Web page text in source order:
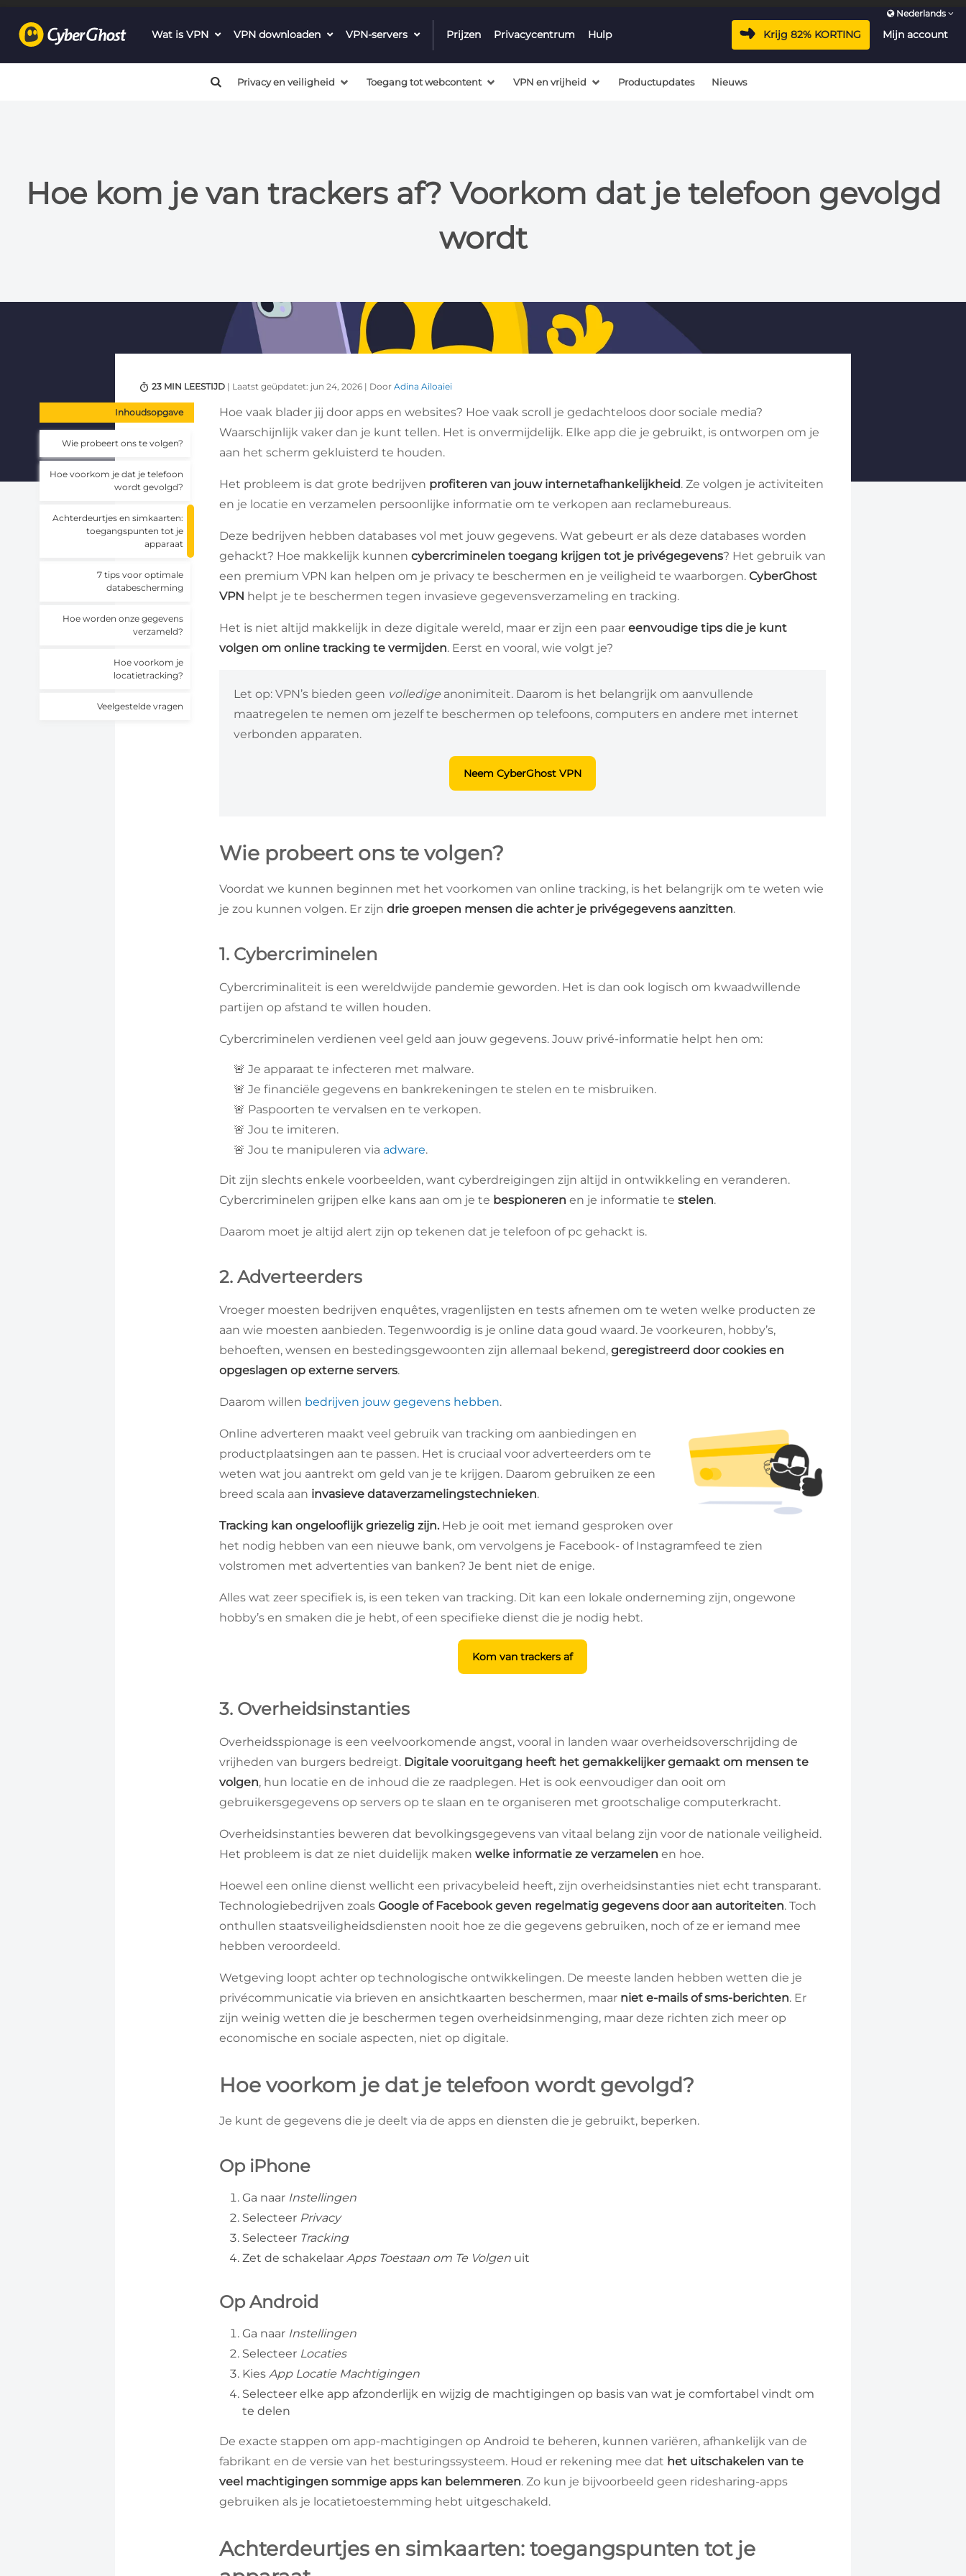
Nederlands
Wat is VPN dropdown
VPN downloaden dropdown
VPN-servers dropdownPrijzen Privacycentrum Hulp Krijg 82% KORTING Mijn account
Privacy en veiligheid Toegang tot webcontent VPN en vrijheid Productupdates Nieuws
Hoe kom je van trackers af? Voorkom dat je telefoon gevolgd
wordt
23 MIN LEESTIJD | Laatst geüpdatet: jun 24, 2026 | Door Adina Ailoaiei
Inhoudsopgave
Wie probeert ons te volgen?
Hoe voorkom je dat je telefoon
wordt gevolgd?
Achterdeurtjes en simkaarten:
toegangspunten tot je
apparaat
7 tips voor optimale
databescherming
Hoe worden onze gegevens
verzameld?
Hoe voorkom je
locatietracking?
Veelgestelde vragen
Hoe vaak blader jij door apps en websites? Hoe vaak scroll je gedachteloos door sociale media?
Waarschijnlijk vaker dan je kunt tellen. Het is onvermijdelijk. Elke app die je gebruikt, is ontworpen om je
aan het scherm gekluisterd te houden.
Het probleem is dat grote bedrijven profiteren van jouw internetafhankelijkheid. Ze volgen je activiteiten
en je locatie en verzamelen persoonlijke informatie om te verkopen aan reclamebureaus.
Deze bedrijven hebben databases vol met jouw gegevens. Wat gebeurt er als deze databases worden
gehackt? Hoe makkelijk kunnen cybercriminelen toegang krijgen tot je privégegevens? Het gebruik van
een premium VPN kan helpen om je privacy te beschermen en je veiligheid te waarborgen. CyberGhost
VPN helpt je te beschermen tegen invasieve gegevensverzameling en tracking.
Het is niet altijd makkelijk in deze digitale wereld, maar er zijn een paar eenvoudige tips die je kunt
volgen om online tracking te vermijden. Eerst en vooral, wie volgt je?
Let op: VPN’s bieden geen volledige anonimiteit. Daarom is het belangrijk om aanvullende
maatregelen te nemen om jezelf te beschermen op telefoons, computers en andere met internet
verbonden apparaten.
Neem CyberGhost VPN
Wie probeert ons te volgen?
Voordat we kunnen beginnen met het voorkomen van online tracking, is het belangrijk om te weten wie
je zou kunnen volgen. Er zijn drie groepen mensen die achter je privégegevens aanzitten.
1. Cybercriminelen
Cybercriminaliteit is een wereldwijde pandemie geworden. Het is dan ook logisch om kwaadwillende
partijen op afstand te willen houden.
Cybercriminelen verdienen veel geld aan jouw gegevens. Jouw privé-informatie helpt hen om:
🚨 Je apparaat te infecteren met malware.
🚨 Je financiële gegevens en bankrekeningen te stelen en te misbruiken.
🚨 Paspoorten te vervalsen en te verkopen.
🚨 Jou te imiteren.
🚨 Jou te manipuleren via adware.
Dit zijn slechts enkele voorbeelden, want cyberdreigingen zijn altijd in ontwikkeling en veranderen.
Cybercriminelen grijpen elke kans aan om je te bespioneren en je informatie te stelen.
Daarom moet je altijd alert zijn op tekenen dat je telefoon of pc gehackt is.
2. Adverteerders
Vroeger moesten bedrijven enquêtes, vragenlijsten en tests afnemen om te weten welke producten ze
aan wie moesten aanbieden. Tegenwoordig is je online data goud waard. Je voorkeuren, hobby’s,
behoeften, wensen en bestedingsgewoonten zijn allemaal bekend, geregistreerd door cookies en
opgeslagen op externe servers.
Daarom willen bedrijven jouw gegevens hebben.
Online adverteren maakt veel gebruik van tracking om aanbiedingen en
productplaatsingen aan te passen. Het is cruciaal voor adverteerders om te
weten wat jou aantrekt om geld van je te krijgen. Daarom gebruiken ze een
breed scala aan invasieve dataverzamelingstechnieken.
Tracking kan ongelooflijk griezelig zijn. Heb je ooit met iemand gesproken over
het nodig hebben van een nieuwe bank, om vervolgens je Facebook- of Instagramfeed te zien
volstromen met advertenties van banken? Je bent niet de enige.
Alles wat zeer specifiek is, is een teken van tracking. Dit kan een lokale onderneming zijn, ongewone
hobby’s en smaken die je hebt, of een specifieke dienst die je nodig hebt.
Kom van trackers af
3. Overheidsinstanties
Overheidsspionage is een veelvoorkomende angst, vooral in landen waar overheidsoverschrijding de
vrijheden van burgers bedreigt. Digitale vooruitgang heeft het gemakkelijker gemaakt om mensen te
volgen, hun locatie en de inhoud die ze raadplegen. Het is ook eenvoudiger dan ooit om
gebruikersgegevens op servers op te slaan en te organiseren met grootschalige computerkracht.
Overheidsinstanties beweren dat bevolkingsgegevens van vitaal belang zijn voor de nationale veiligheid.
Het probleem is dat ze niet duidelijk maken welke informatie ze verzamelen en hoe.
Hoewel een online dienst wellicht een privacybeleid heeft, zijn overheidsinstanties niet echt transparant.
Technologiebedrijven zoals Google of Facebook geven regelmatig gegevens door aan autoriteiten. Toch
onthullen staatsveiligheidsdiensten nooit hoe ze die gegevens gebruiken, noch of ze er iemand mee
hebben veroordeeld.
Wetgeving loopt achter op technologische ontwikkelingen. De meeste landen hebben wetten die je
privécommunicatie via brieven en ansichtkaarten beschermen, maar niet e-mails of sms-berichten. Er
zijn weinig wetten die je beschermen tegen overheidsinmenging, maar deze richten zich meer op
economische en sociale aspecten, niet op digitale.
Hoe voorkom je dat je telefoon wordt gevolgd?
Je kunt de gegevens die je deelt via de apps en diensten die je gebruikt, beperken.
Op iPhone
Ga naar Instellingen
Selecteer Privacy
Selecteer Tracking
Zet de schakelaar Apps Toestaan om Te Volgen uit
Op Android
Ga naar Instellingen
Selecteer Locaties
Kies App Locatie Machtigingen
Selecteer elke app afzonderlijk en wijzig de machtigingen op basis van wat je comfortabel vindt om
te delen
De exacte stappen om app-machtigingen op Android te beheren, kunnen variëren, afhankelijk van de
fabrikant en de versie van het besturingssysteem. Houd er rekening mee dat het uitschakelen van te
veel machtigingen sommige apps kan belemmeren. Zo kun je bijvoorbeeld geen ridesharing-apps
gebruiken als je locatietoestemming hebt uitgeschakeld.
Achterdeurtjes en simkaarten: toegangspunten tot je